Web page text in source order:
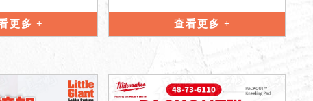
更多 查看更多